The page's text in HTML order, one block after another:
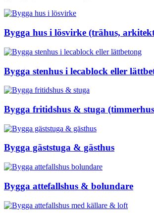
Bygga hus i lösvirke (trähus,
Bygga stenhus i lecablock eller
Bygga fritidshus & stuga
Bygga gäststuga & gästhus
Bygga attefallshus & bolundare